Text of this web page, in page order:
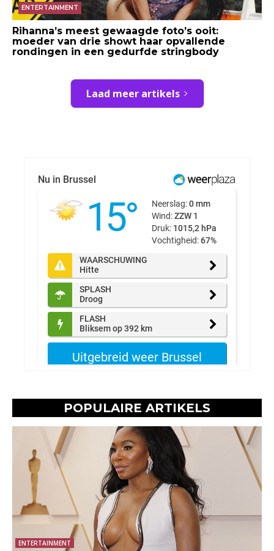
ENTERTAINMENT
Rihanna’s meest gewaagde foto’s ooit:
moeder van drie showt haar opvallende
rondingen in een gedurfde stringbody
Laad meer artikels
POPULAIRE ARTIKELS
ENTERTAINMENT